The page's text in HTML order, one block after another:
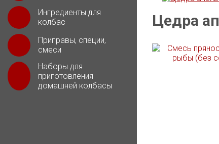
Ингредиенты для
колбас
Приправы, специи,
смеси
Наборы для
приготовления
домашней колбасы
Цедра